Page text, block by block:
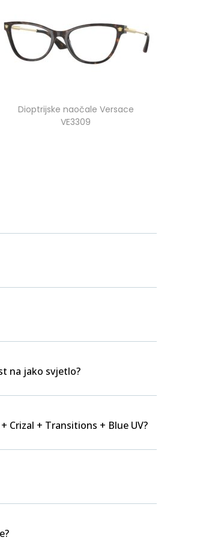
Dioptrijske naočale Versace
VE3309
na jako svjetlo?
Crizal + Transitions + Blue UV?